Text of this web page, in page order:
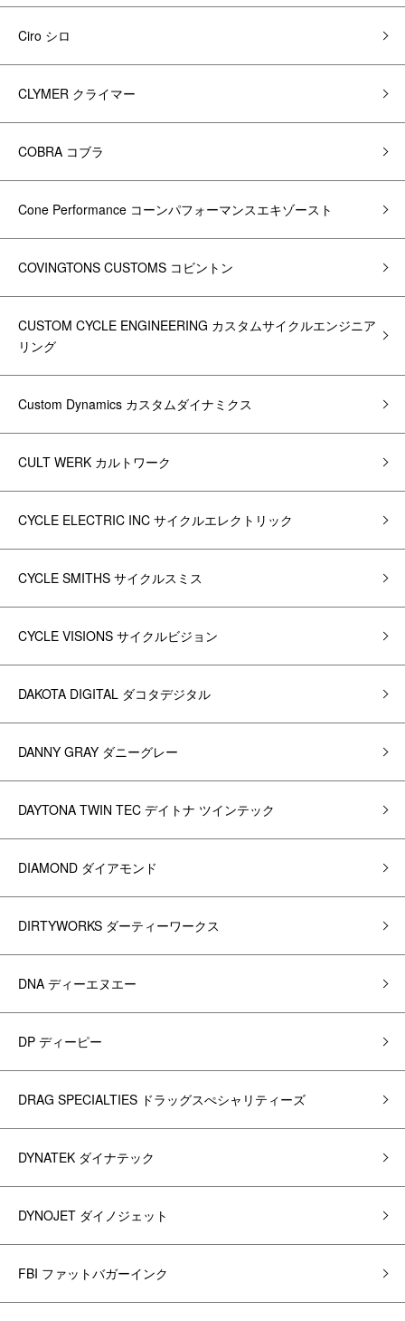
Ciro シロ
CLYMER クライマー
COBRA コブラ
Cone Performance コーンパフォーマンスエキゾースト
COVINGTONS CUSTOMS コビントン
CUSTOM CYCLE ENGINEERING カスタムサイクルエンジニア
リング
Custom Dynamics カスタムダイナミクス
CULT WERK カルトワーク
CYCLE ELECTRIC INC サイクルエレクトリック
CYCLE SMITHS サイクルスミス
CYCLE VISIONS サイクルビジョン
DAKOTA DIGITAL ダコタデジタル
DANNY GRAY ダニーグレー
DAYTONA TWIN TEC デイトナ ツインテック
DIAMOND ダイアモンド
DIRTYWORKS ダーティーワークス
DNA ディーエヌエー
DP ディーピー
DRAG SPECIALTIES ドラッグスぺシャリティーズ
DYNATEK ダイナテック
DYNOJET ダイノジェット
FBI ファットバガーインク